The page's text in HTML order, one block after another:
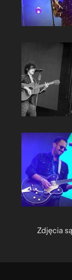
Zdjęcia